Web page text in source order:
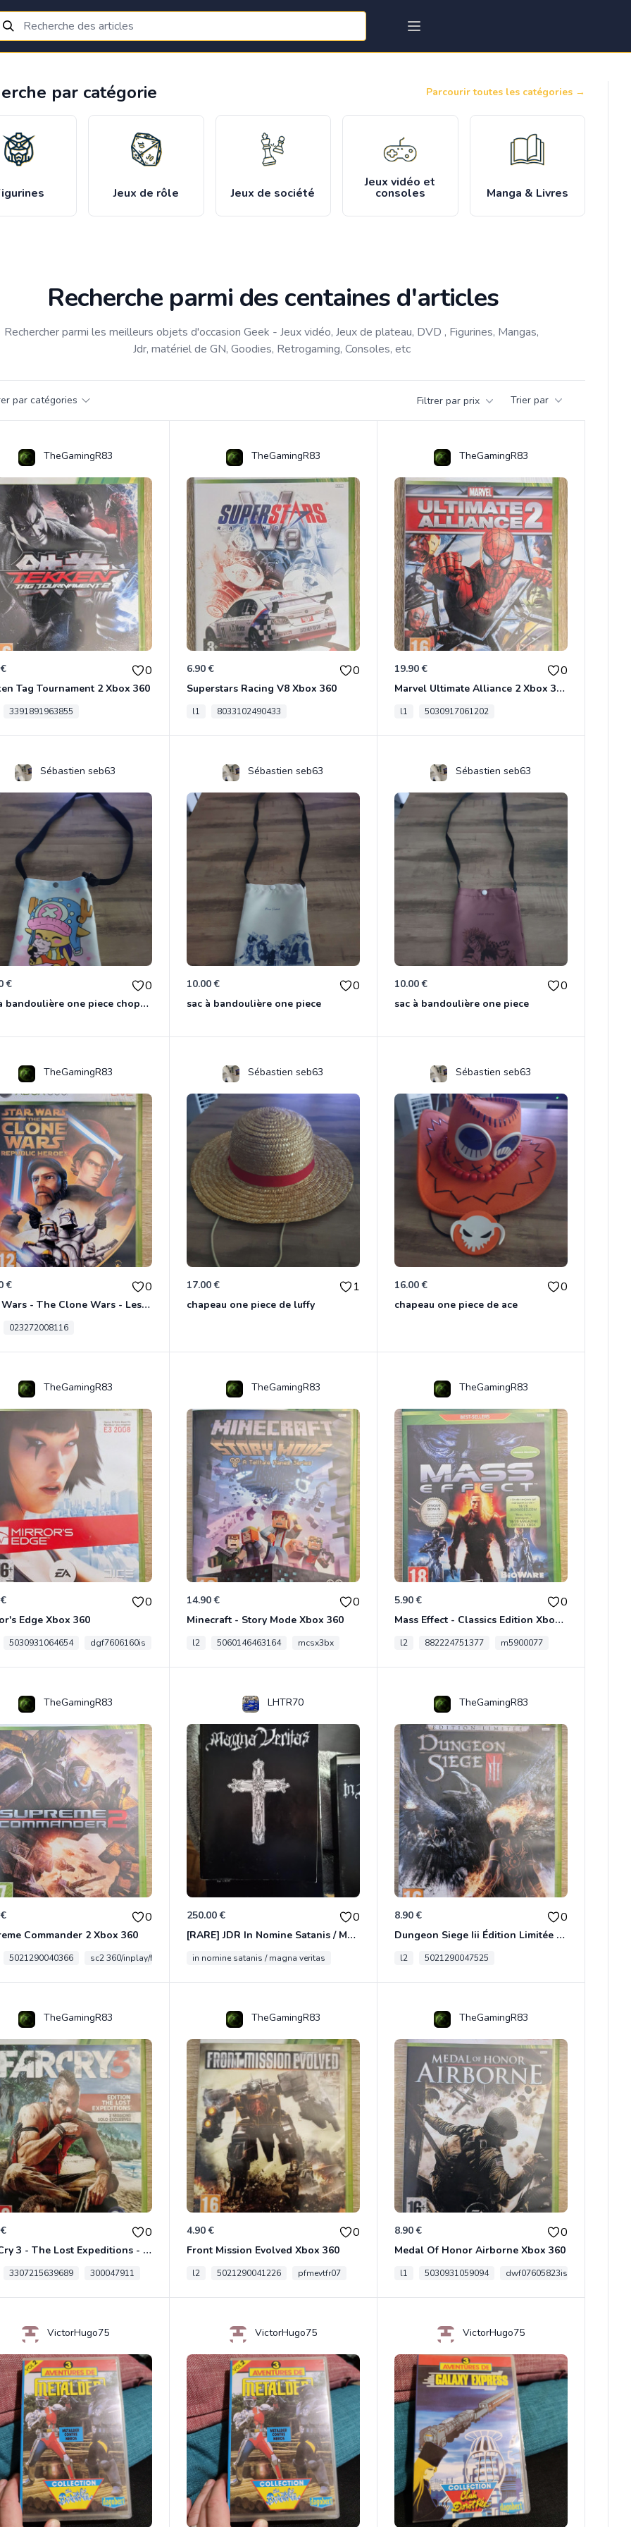
par catégorie Parcourir toutes les catégories →
Jeux de rôle Jeux de société
Jeux vidéo et
consoles Manga & Livres
Recherche parmi des centaines d'articles
Rechercher parmi les meilleurs objets d'occasion Geek - Jeux vidéo, Jeux de plateau, DVD , Figurines, Mangas,
Jdr, matériel de GN, Goodies, Retrogaming, Consoles, etc
par catégories Filtrer par prix Trier par
TheGamingR83
0
Tag Tournament 2 Xbox 360
3391891963855
TheGamingR83
6.90 € 0
Superstars Racing V8 Xbox 360
l1 8033102490433
TheGamingR83
19.90 € 0
Marvel Ultimate Alliance 2 Xbox 360
l1 5030917061202
Sébastien seb63
€ 0
sac à bandoulière one piece chopper
Sébastien seb63
10.00 € 0
sac à bandoulière one piece
Sébastien seb63
10.00 € 0
sac à bandoulière one piece
TheGamingR83
€ 0
Star Wars - The Clone Wars - Les Héros De La République Xbox 360
023272008116
Sébastien seb63
17.00 € 1
chapeau one piece de luffy
Sébastien seb63
16.00 € 0
chapeau one piece de ace
TheGamingR83
0
Edge Xbox 360
5030931064654 dgf7606160is
TheGamingR83
14.90 € 0
Minecraft - Story Mode Xbox 360
l2 5060146463164 mcsx3bx
TheGamingR83
5.90 € 0
Mass Effect - Classics Edition Xbox 360
l2 882224751377 m5900077
TheGamingR83
0
Commander 2 Xbox 360
5021290040366 sc2 360/inplay/fra
LHTR70
250.00 € 0
[RARE] JDR In Nomine Satanis / Magna Veritas – 1ère Édition BOÎTE (DOS BLANC, 1989) - CROC / Siroz
in nomine satanis / magna veritas
TheGamingR83
8.90 € 0
Dungeon Siege Iii Édition Limitée - Vf Intégrale Xbox 360
l2 5021290047525
TheGamingR83
0
Far Cry 3 - The Lost Expeditions - Edition Spéciale Xbox 360
3307215639689 300047911
TheGamingR83
4.90 € 0
Front Mission Evolved Xbox 360
l2 5021290041226 pfmevtfr07
TheGamingR83
8.90 € 0
Medal Of Honor Airborne Xbox 360
l1 5030931059094 dwf07605823is
VictorHugo75 VictorHugo75 VictorHugo75